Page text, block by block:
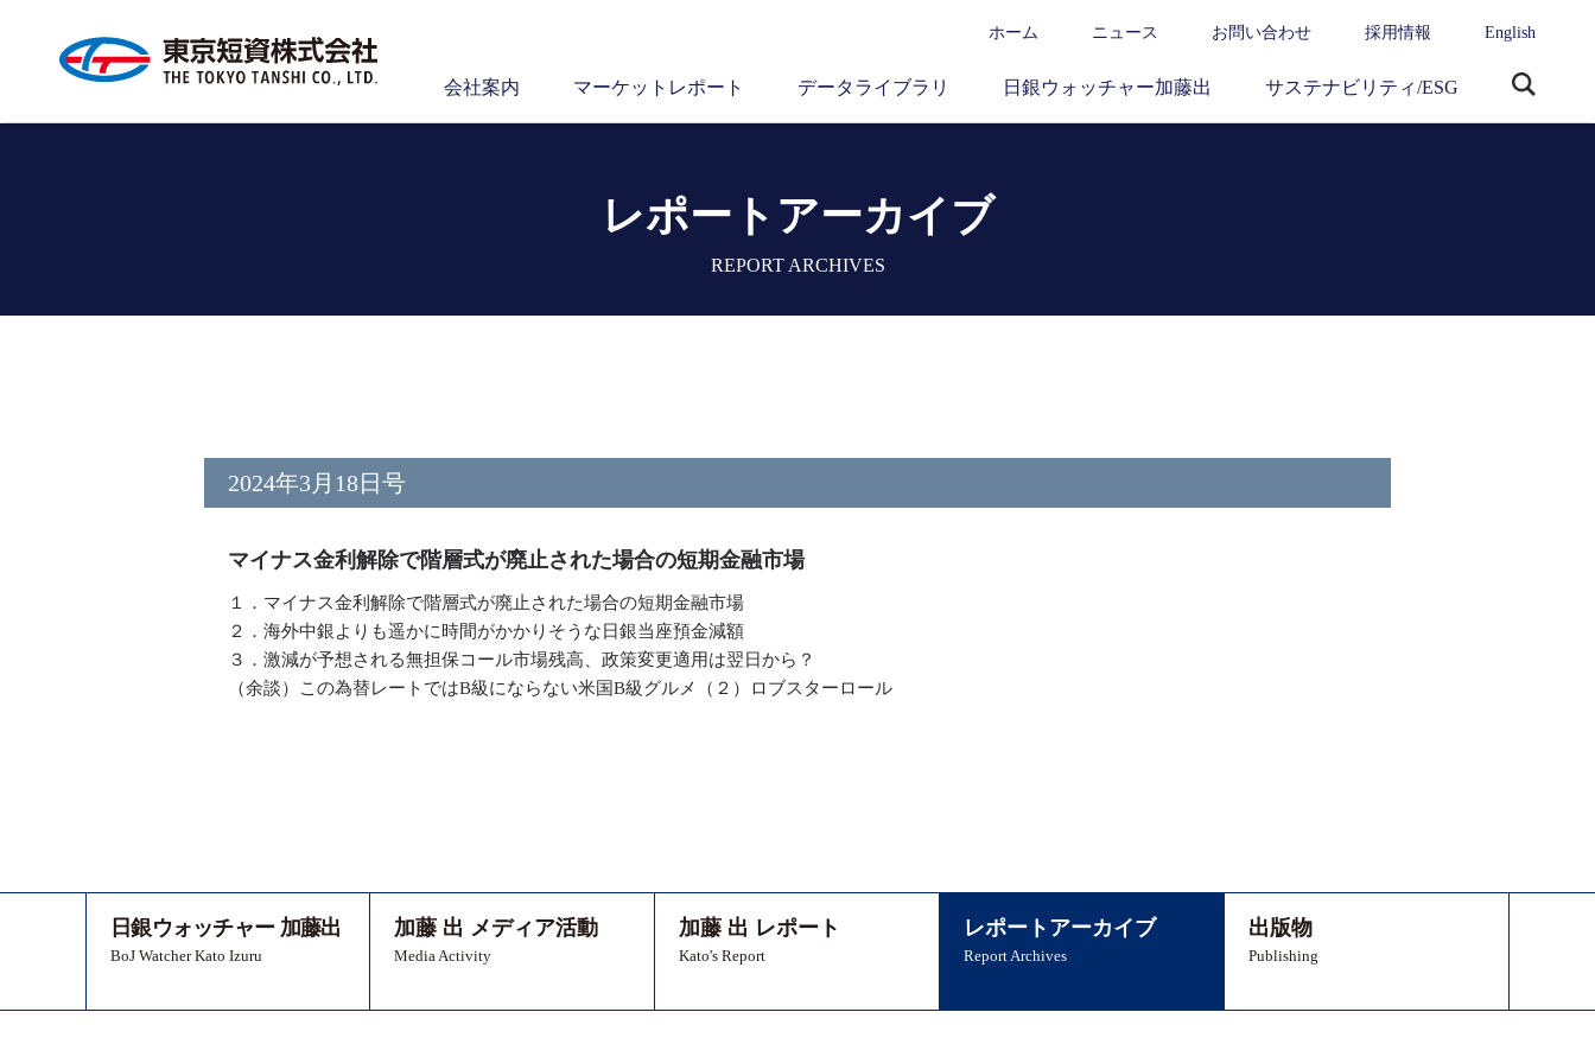
ホーム ニュース お問い合わせ 採用情報 English
会社案内 マーケットレポート データライブラリ 日銀ウォッチャー加藤出 サステナビリティ/ESG
レポートアーカイブ
REPORT ARCHIVES
2024年3月18日号
マイナス金利解除で階層式が廃止された場合の短期金融市場
１．マイナス金利解除で階層式が廃止された場合の短期金融市場
２．海外中銀よりも遥かに時間がかかりそうな日銀当座預金減額
３．激減が予想される無担保コール市場残高、政策変更適用は翌日から？
（余談）この為替レートではB級にならない米国B級グルメ（２）ロブスターロール
日銀ウォッチャー 加藤出
BoJ Watcher Kato Izuru
加藤 出 メディア活動
Media Activity
加藤 出 レポート
Kato's Report
レポートアーカイブ
Report Archives
出版物
Publishing